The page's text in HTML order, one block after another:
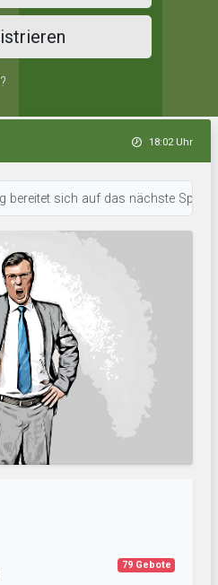
18:02 Uhr
sich auf das nächste Spiel vor.
79 Gebote